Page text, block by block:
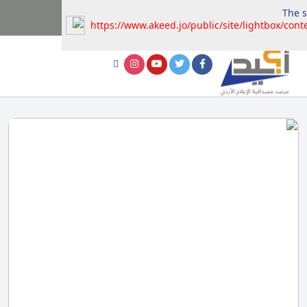
The
https://www.akeed.jo/public/site/lightbox/